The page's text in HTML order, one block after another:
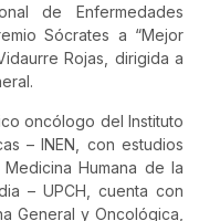
de Enfermedades
Sócrates a “Mejor
Rojas, dirigida a
oncólogo del Instituto
– INEN, con estudios
Humana de la
– UPCH, cuenta con
General y Oncológica,